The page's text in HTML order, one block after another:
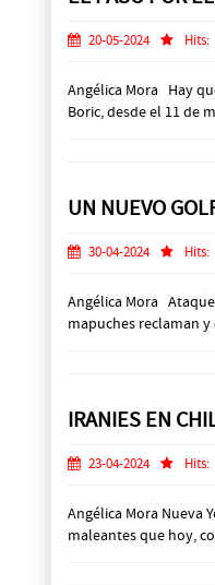
20-05-2024 Hits:
Angélica Mora Hay
Boric, desde el 11 de
UN NUEVO
30-04-2024 Hits:
Angélica Mora
mapuches reclaman
IRANIES EN
23-04-2024 Hits:
Angélica Mora Nueva
maleantes que hoy,